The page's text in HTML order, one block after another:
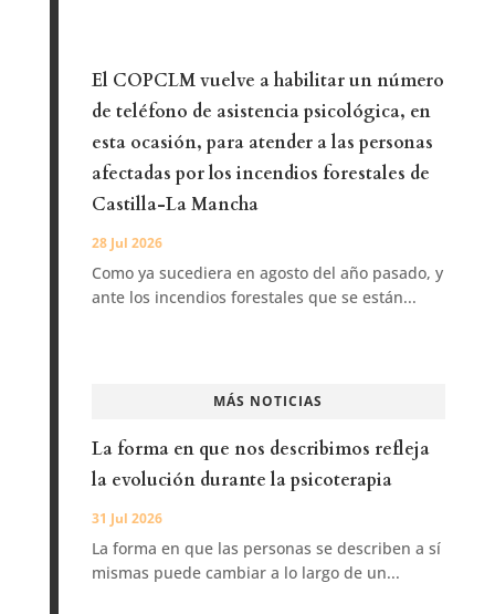
El COPCLM vuelve a habilitar un número
de teléfono de asistencia psicológica, en
esta ocasión, para atender a las personas
afectadas por los incendios forestales de
Castilla-La Mancha
28 Jul 2026
Como ya sucediera en agosto del año pasado, y
ante los incendios forestales que se están...
MÁS NOTICIAS
La forma en que nos describimos refleja
la evolución durante la psicoterapia
31 Jul 2026
La forma en que las personas se describen a sí
mismas puede cambiar a lo largo de un...